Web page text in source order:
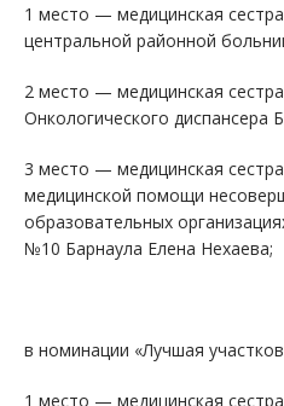
1 место — медицинская
центральной районной
2 место — медицинская
Онкологического диспансера
3 место — медицинская
медицинской помощи
образовательных
№10 Барнаула Елена Нехаева;
в номинации «Лучшая
1 место — медицинская